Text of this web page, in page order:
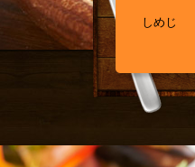
しめじ